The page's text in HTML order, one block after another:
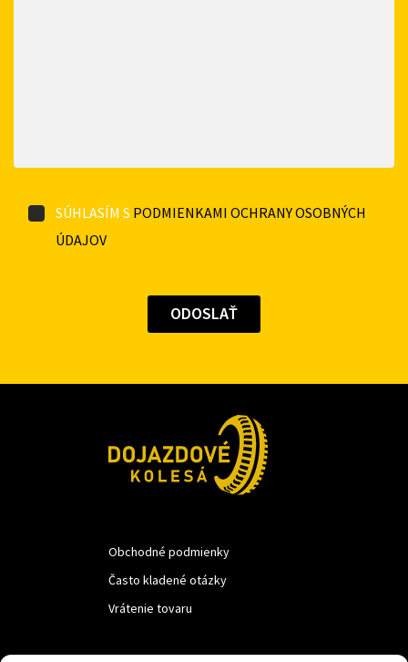
SÚHLASÍM S PODMIENKAMI OCHRANY OSOBNÝCH
ÚDAJOV
Obchodné podmienky
Často kladené otázky
Vrátenie tovaru